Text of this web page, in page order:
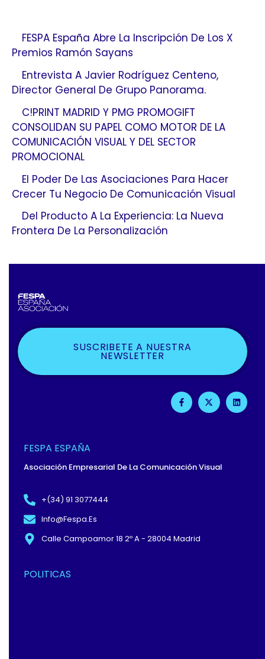
FESPA España Abre La Inscripción De Los X
Premios Ramón Sayans
Entrevista A Javier Rodríguez Centeno,
Director General De Grupo Panorama.
C!PRINT MADRID Y PMG PROMOGIFT
CONSOLIDAN SU PAPEL COMO MOTOR DE LA
COMUNICACIÓN VISUAL Y DEL SECTOR
PROMOCIONAL
El Poder De Las Asociaciones Para Hacer
Crecer Tu Negocio De Comunicación Visual
Del Producto A La Experiencia: La Nueva
Frontera De La Personalización
SUSCRIBETE A NUESTRA
NEWSLETTER
F
A
C
F
X
-
T
L
I
N
FESPA ESPAÑA
Asociación Empresarial De La Comunicación Visual
+(34) 91 3077444
Info@fespa.es
Calle Campoamor 18 2º A - 28004 Madrid
POLITICAS